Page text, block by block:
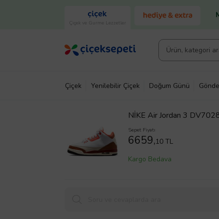
Çiçek ve Gurme Lezzetler
Çiçek Yenilebilir Çiçek Doğum Günü
NİKE Air Jordan 3
Sepet Fiyatı
6659,10 TL
Kargo Bedava